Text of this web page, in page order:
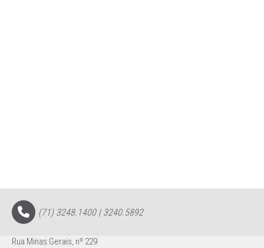
(71) 3248.1400 | 3240.5892
Rua Minas Gerais, nº 229